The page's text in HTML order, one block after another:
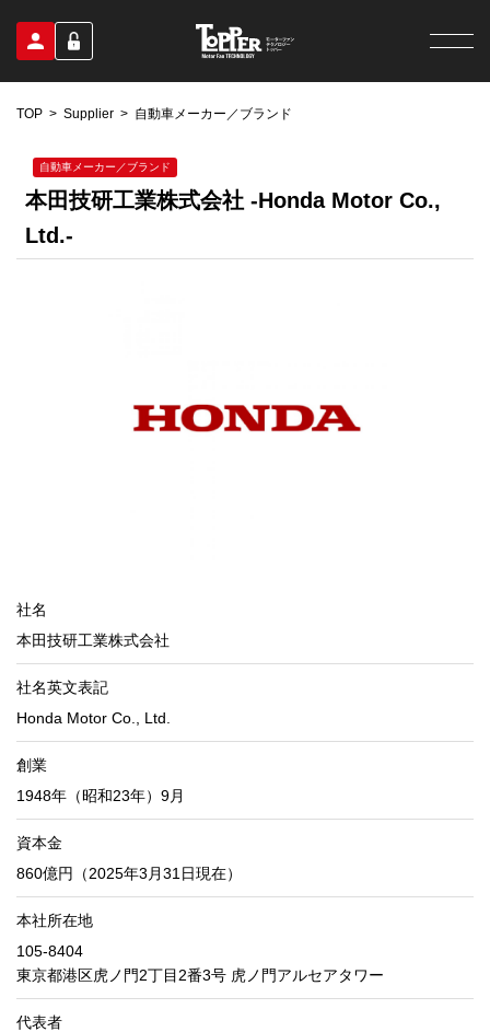
TOP Supplier 自動車メーカー／ブランド
自動車メーカー／ブランド
本田技研工業株式会社 -Honda Motor Co.,
Ltd.-
社名
本田技研工業株式会社
社名英文表記
Honda Motor Co., Ltd.
創業
1948年（昭和23年）9月
資本金
860億円（2025年3月31日現在）
本社所在地
105-8404
東京都港区虎ノ門2丁目2番3号 虎ノ門アルセアタワー
代表者